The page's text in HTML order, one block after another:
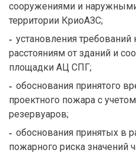
сооружениями и
территории КриоАЗС;
установления
расстояниям от зданий и
площадки АЦ СПГ;
обоснования принятого
проектного пожара с
резервуаров;
обоснования принятых в
пожарного риска значений